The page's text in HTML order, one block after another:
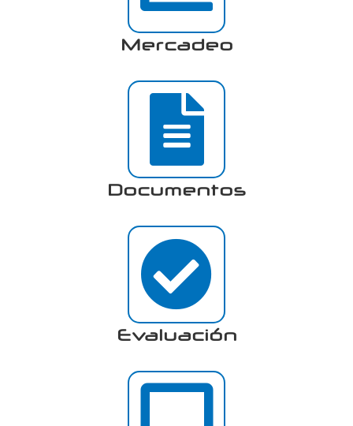
Mercadeo
Documentos
Evaluación